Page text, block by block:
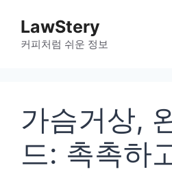
LawStery
커피처럼 쉬운 정보
가슴거상,
드: 촉촉하